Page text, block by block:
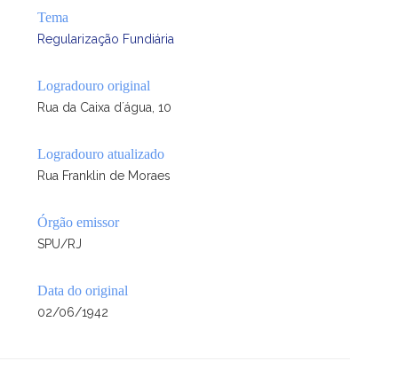
Tema
Regularização Fundiária
Logradouro original
Rua da Caixa d´água, 10
Logradouro atualizado
Rua Franklin de Moraes
Órgão emissor
SPU/RJ
Data do original
02/06/1942